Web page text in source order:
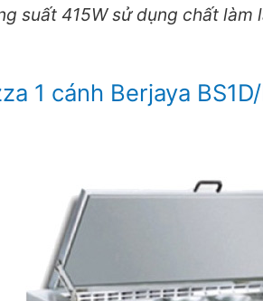
suất 415W sử dụng chất
1 cánh Berjaya